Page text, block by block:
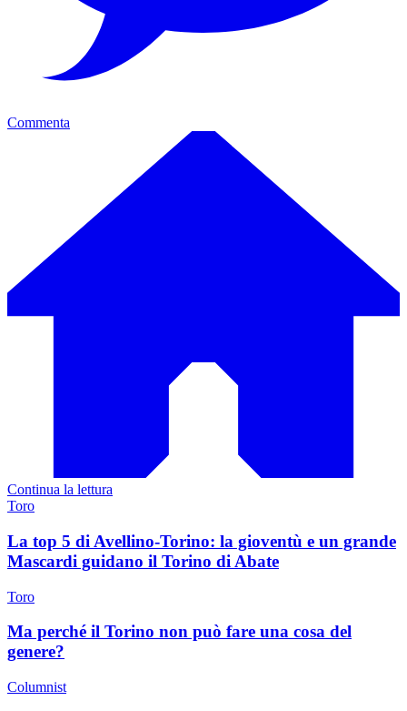
Commenta
Continua la lettura
Toro
La top 5 di Avellino-Torino: la gioventù e un grande
Mascardi guidano il Torino di Abate
Toro
Ma perché il Torino non può fare una cosa del
genere?
Columnist